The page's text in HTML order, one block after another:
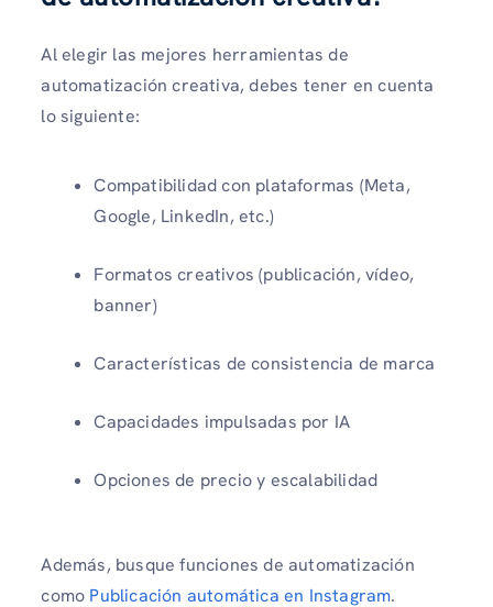
Al elegir las mejores herramientas de
automatización creativa, debes tener en cuenta
lo siguiente:
Compatibilidad con plataformas (Meta,
Google, LinkedIn, etc.)
Formatos creativos (publicación, vídeo,
banner)
Características de consistencia de marca
Capacidades impulsadas por IA
Opciones de precio y escalabilidad
Además, busque funciones de automatización
como Publicación automática en Instagram.